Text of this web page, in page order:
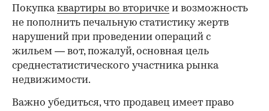
Покупкаквартиры во вторичке и возможность
не пополнить печальную статистику жертв
нарушений при проведении операций с
жильем — вот, пожалуй, основная цель
среднестатистического участника рынка
недвижимости.
Важно убедиться, что продавец имеет право